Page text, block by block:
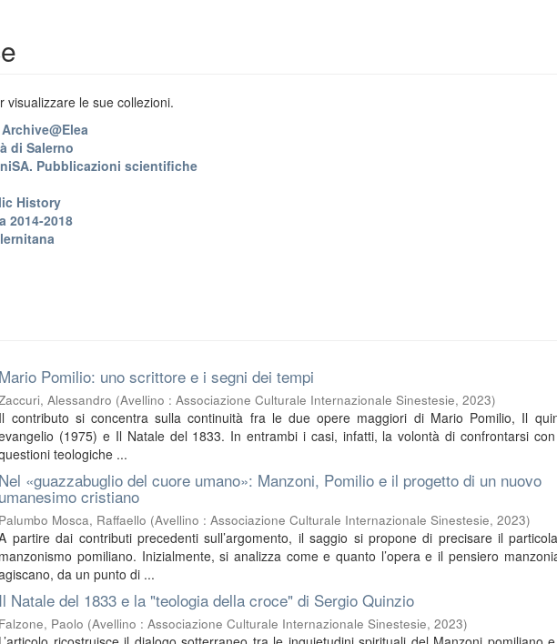
le sue collezioni.
di Salerno
Pubblicazioni scientifiche
History
2014-2018
Mario Pomilio: uno scrittore e i segni dei tempi
Alessandro (Avellino : Associazione Culturale Internazionale Sinestesie,2023)
Il contributo si concentra sulla continuità fra le due opere maggiori di Mario Pomilio, Il
(1975) e Il Natale del 1833. In entrambi i casi, infatti, la volontà di confrontarsi
teologiche ...
Nel «guazzabuglio del cuore umano»: Manzoni, Pomilio e il progetto di un nuovo
umanesimo cristiano
Palumbo Mosca, Raffaello (Avellino : Associazione Culturale Internazionale Sinestesie,2023)
partire dai contributi precedenti sull’argomento, il saggio si propone di precisare il
manzonismo pomiliano. Inizialmente, si analizza come e quanto l’opera e il pensiero
da un punto di ...
Il Natale del 1833 e la "teologia della croce" di Sergio Quinzio
Falzone, Paolo (Avellino : Associazione Culturale Internazionale Sinestesie,2023)